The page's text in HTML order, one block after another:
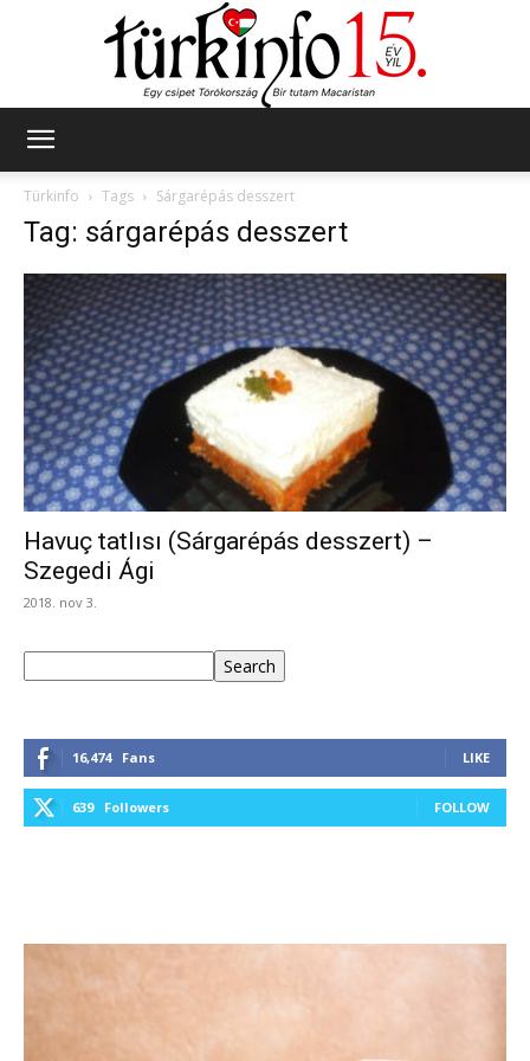
Türkinfo
Tags Sárgarépás desszert
Tag: sárgarépás desszert
Havuç tatlısı (Sárgarépás desszert) –
Szegedi Ági
2018. nov 3.
Search
16,474 Fans LIKE
639 Followers FOLLOW